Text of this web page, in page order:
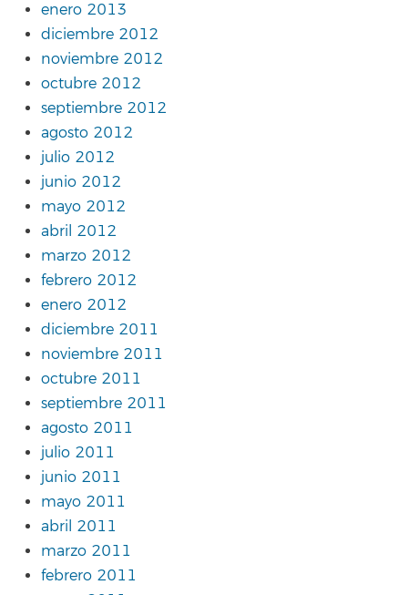
enero 2013
diciembre 2012
noviembre 2012
octubre 2012
septiembre 2012
agosto 2012
julio 2012
junio 2012
mayo 2012
abril 2012
marzo 2012
febrero 2012
enero 2012
diciembre 2011
noviembre 2011
octubre 2011
septiembre 2011
agosto 2011
julio 2011
junio 2011
mayo 2011
abril 2011
marzo 2011
febrero 2011